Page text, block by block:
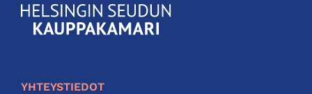
KauppakamariHelsingin
seudun
YHTEYSTIEDOT